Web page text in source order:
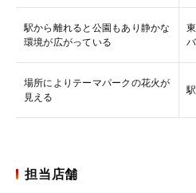
駅から離れると公園もあり静かな
環境が広がっている
場所によりテーマパークの花火が
見える
担当店舗